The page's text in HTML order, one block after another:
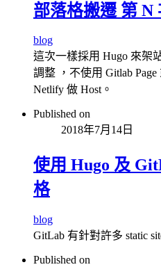
部落格搬遷 第 N
blog
這次一樣採用 Hugo 來架
調整 ，不使用 Gitlab
Netlify 做 Host。
Published on
2018年7月14日
使用 Hugo 及
格
blog
GitLab 有針對許多 static
Published on